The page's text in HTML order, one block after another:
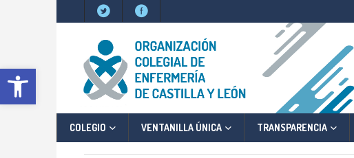
Abrir barra de herramientas
COLEGIO VENTANILLA ÚNICA TRANSPARENCIA